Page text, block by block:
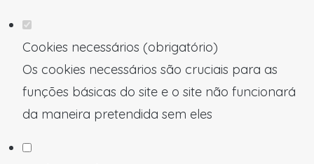
Cookies necessários (obrigatório)
Os cookies necessários são cruciais para as
funções básicas do site e o site não funcionará
da maneira pretendida sem eles